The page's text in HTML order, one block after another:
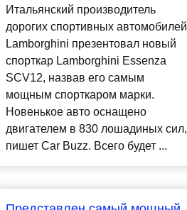
Итальянский производитель
дорогих спортивных автомобилей
Lamborghini презентовал новый
спорткар Lamborghini Essenza
SCV12, назвав его самым
мощным спорткаром марки.
Новенькое авто оснащено
двигателем в 830 лошадиных сил,
пишет Car Buzz. Всего будет ...